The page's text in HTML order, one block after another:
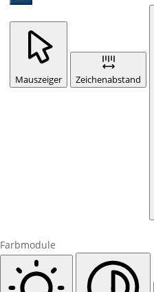
Mauszeiger Zeichenabstand
Farbmodule